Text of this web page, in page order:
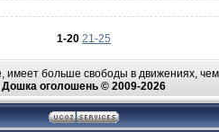
1-20 21-25
имеет больше свободы в движениях,
Дошка оголошень © 2009-2026